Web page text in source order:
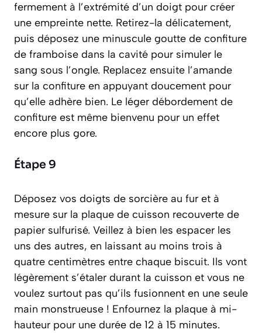
fermement à l’extrémité d’un doigt pour créer
une empreinte nette. Retirez-la délicatement,
puis déposez une minuscule goutte de confiture
de framboise dans la cavité pour simuler le
sang sous l’ongle. Replacez ensuite l’amande
sur la confiture en appuyant doucement pour
qu’elle adhère bien. Le léger débordement de
confiture est même bienvenu pour un effet
encore plus gore.
Étape 9
Déposez vos doigts de sorcière au fur et à
mesure sur la plaque de cuisson recouverte de
papier sulfurisé. Veillez à bien les espacer les
uns des autres, en laissant au moins trois à
quatre centimètres entre chaque biscuit. Ils vont
légèrement s’étaler durant la cuisson et vous ne
voulez surtout pas qu’ils fusionnent en une seule
main monstrueuse ! Enfournez la plaque à mi-
hauteur pour une durée de 12 à 15 minutes.